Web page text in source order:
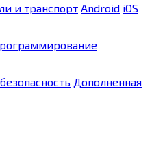
и транспорт Android iOS
Дополненная